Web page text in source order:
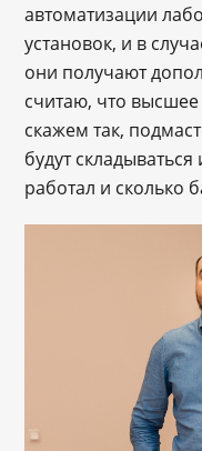
автоматизации
установок, и в
они получают
считаю, что
скажем так,
будут
работал и сколько